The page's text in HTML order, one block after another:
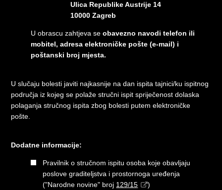
Ulica Republike Austrije 14
10000 Zagreb
U obrascu zahtjeva seobavezno navodi telefon ili
mobitel, adresa elektroničke pošte (e-mail) i
poštanski broj mjesta.
U slučaju bolesti javiti najkasnije na dan ispita tajnici/ku ispitnog
područja iz kojeg se polaže stručni ispit spriječenost dolaska
polaganja stručnog ispita zbog bolesti putem elektroničke
pošte.
Dodatne informacije:
Pravilnik o stručnom ispitu osoba koje obavljaju
poslove graditeljstva i prostornoga uređenja
("Narodne novine" broj 129/15
)